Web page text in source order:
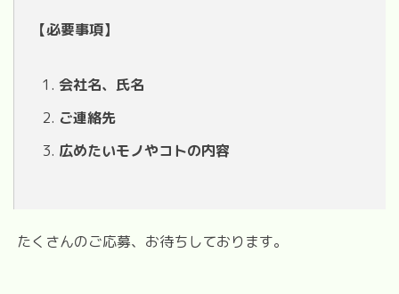
【必要事項】
会社名、氏名
ご連絡先
広めたいモノやコトの内容
たくさんのご応募、お待ちしております。